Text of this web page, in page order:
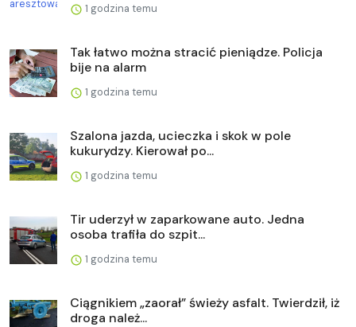
1 godzina temu
Tak łatwo można stracić pieniądze. Policja
bije na alarm
1 godzina temu
Szalona jazda, ucieczka i skok w pole
kukurydzy. Kierował po...
1 godzina temu
Tir uderzył w zaparkowane auto. Jedna
osoba trafiła do szpit...
1 godzina temu
Ciągnikiem „zaorał” świeży asfalt. Twierdził, iż
droga należ...